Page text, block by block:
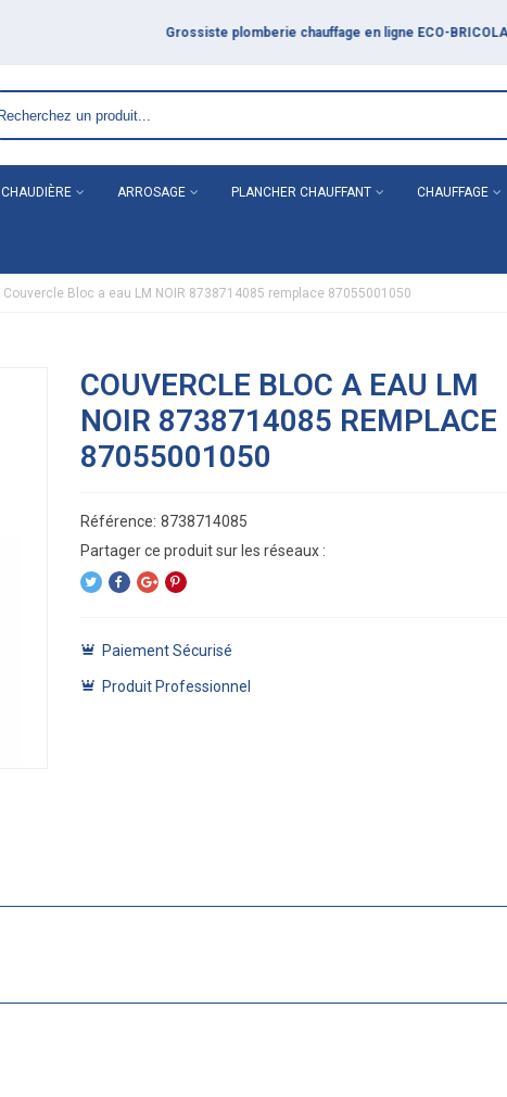
CHAUDIÈRE ARROSAGE PLANCHER CHAUFFANT CHAUFFAGE
Couvercle Bloc a eau LM NOIR 8738714085 remplace 87055001050
COUVERCLE BLOC A EAU LM
NOIR 8738714085 REMPLACE
87055001050
Référence: 8738714085
Paiement Sécurisé
Produit Professionnel